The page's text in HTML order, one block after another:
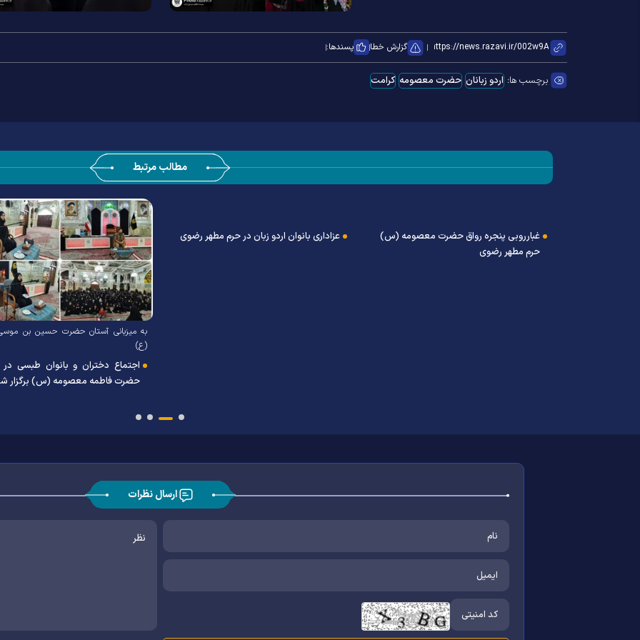
گزارش خطا پسندها:
برچسب ها: اردو زبانان حضرت معصومه کرامت
مطالب مرتبط
غبارروبی پنجره رواق حضرت معصومه (س)
حرم مطهر رضوی
عزاداری بانوان اردو زبان در حرم مطهر رضوی
به میزبانی آستان حضرت حسین بن موسی
(ع)
اجتماع دختران و بانوان طبسی
حضرت فاطمه معصومه (س) برگزار
ارسال نظرات